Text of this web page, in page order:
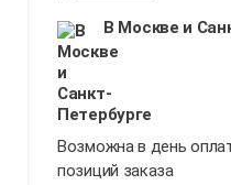
В Москве и
Возможна в день
позиций заказа